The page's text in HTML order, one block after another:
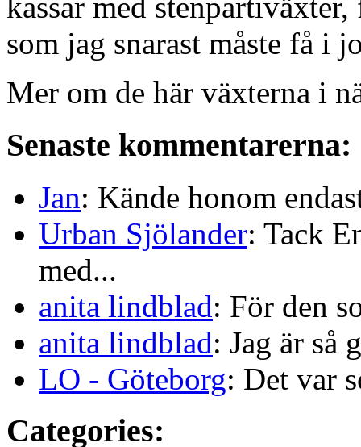
som jag snarast måste få i
Mer om de här växterna i
Senaste kommentarerna:
Jan: Kände honom
Urban Sjölander: Tack
med...
anita lindblad: För den
anita lindblad: Jag är så
LO - Göteborg: Det var
Categories: